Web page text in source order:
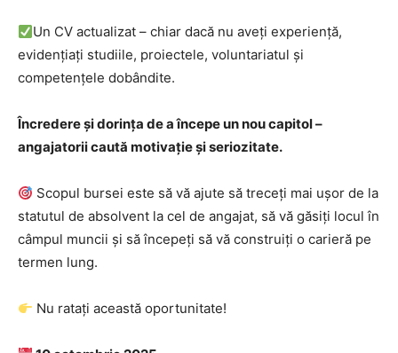
Un CV actualizat – chiar dacă nu aveți experiență,
evidențiați studiile, proiectele, voluntariatul și
competențele dobândite.
Încredere și dorința de a începe un nou capitol –
angajatorii caută motivație și seriozitate.
Scopul bursei este să vă ajute să treceți mai ușor de la
statutul de absolvent la cel de angajat, să vă găsiți locul în
câmpul muncii și să începeți să vă construiți o carieră pe
termen lung.
Nu ratați această oportunitate!